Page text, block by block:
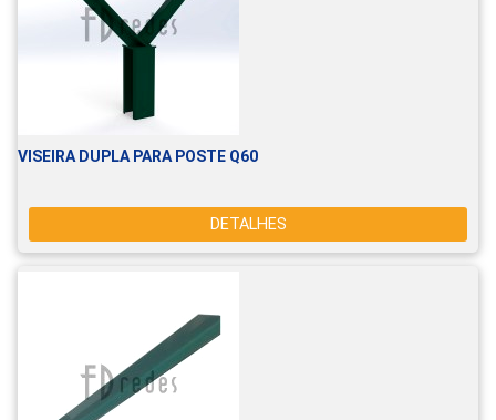
VISEIRA DUPLA PARA POSTE Q60
DETALHES